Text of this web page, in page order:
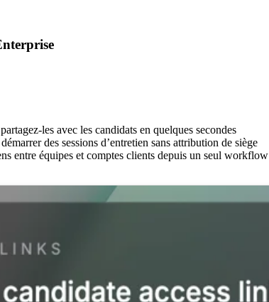
les avec les candidats en quelques secondes
des sessions d’entretien sans attribution de siège
entre équipes et comptes clients depuis un seul workflow